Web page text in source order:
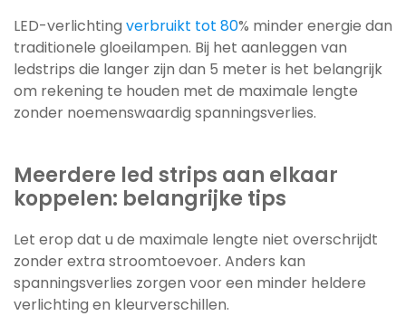
LED-verlichting verbruikt tot 80% minder energie dan
traditionele gloeilampen. Bij het aanleggen van
ledstrips die langer zijn dan 5 meter is het belangrijk
om rekening te houden met de maximale lengte
zonder noemenswaardig spanningsverlies.
Meerdere led strips aan elkaar
koppelen: belangrijke tips
Let erop dat u de maximale lengte niet overschrijdt
zonder extra stroomtoevoer. Anders kan
spanningsverlies zorgen voor een minder heldere
verlichting en kleurverschillen.